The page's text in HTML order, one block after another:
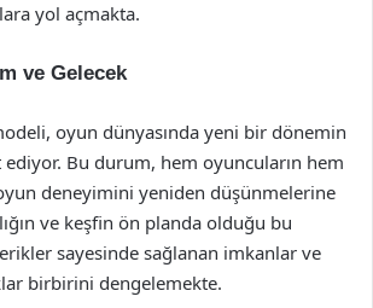
yol açmakta.
ve Gelecek
oyun dünyasında yeni bir dönemin
ediyor. Bu durum, hem oyuncuların hem
deneyimini yeniden düşünmelerine
ve keşfin ön planda olduğu bu
sayesinde sağlanan imkanlar ve
birbirini dengelemekte.